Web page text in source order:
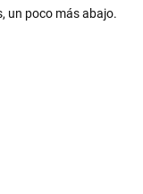
un poco más abajo.